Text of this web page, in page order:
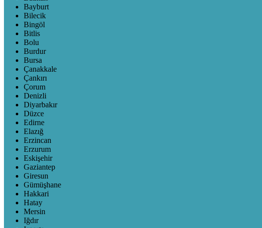
Bayburt
Bilecik
Bingöl
Bitlis
Bolu
Burdur
Bursa
Çanakkale
Çankırı
Çorum
Denizli
Diyarbakır
Düzce
Edirne
Elazığ
Erzincan
Erzurum
Eskişehir
Gaziantep
Giresun
Gümüşhane
Hakkari
Hatay
Mersin
Iğdır